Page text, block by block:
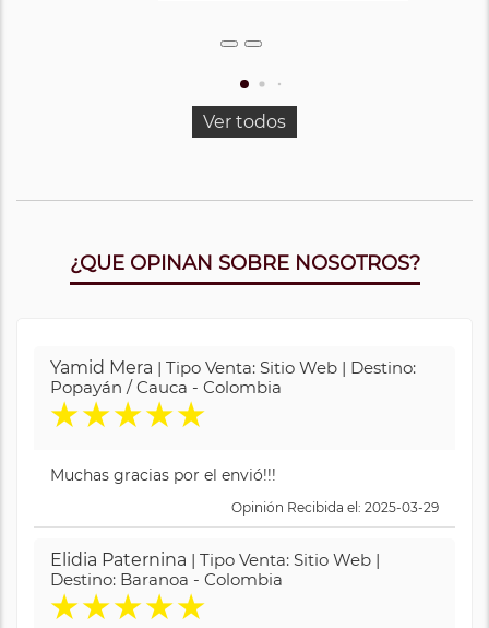
Ver todos
¿QUE OPINAN SOBRE NOSOTROS?
Yamid Mera | Tipo Venta: Sitio Web | Destino:
Popayán / Cauca - Colombia
★★★★★
Muchas gracias por el envió!!!
Opinión Recibida el: 2025-03-29
Elidia Paternina | Tipo Venta: Sitio Web |
Destino: Baranoa - Colombia
★★★★★